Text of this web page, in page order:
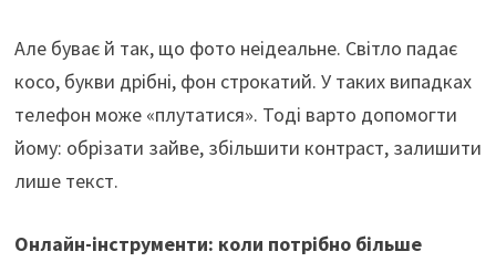
Але буває й так, що фото неідеальне. Світло падає
косо, букви дрібні, фон строкатий. У таких випадках
телефон може «плутатися». Тоді варто допомогти
йому: обрізати зайве, збільшити контраст, залишити
лише текст.
Онлайн-інструменти: коли потрібно більше